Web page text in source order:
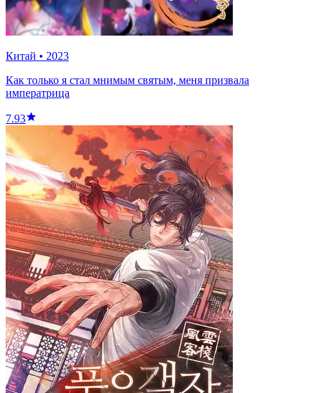
Китай • 2023
Как только я стал мнимым святым, меня призвала
императрица
7.93